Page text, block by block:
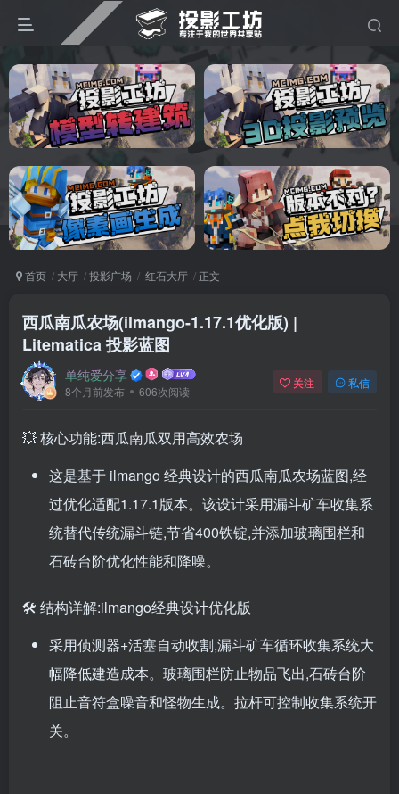
首页 大厅 投影广场 红石大厅 正文
西瓜南瓜农场(ilmango-1.17.1优化版) |
Litematica 投影蓝图
单纯爱分享
8个月前发布 606次阅读
关注 私信
💥 核心功能:西瓜南瓜双用高效农场
这是基于 ilmango 经典设计的西瓜南瓜农场蓝图,经
过优化适配1.17.1版本。该设计采用漏斗矿车收集系
统替代传统漏斗链,节省400铁锭,并添加玻璃围栏和
石砖台阶优化性能和降噪。
🛠️ 结构详解:ilmango经典设计优化版
采用侦测器+活塞自动收割,漏斗矿车循环收集系统大
幅降低建造成本。玻璃围栏防止物品飞出,石砖台阶
阻止音符盒噪音和怪物生成。拉杆可控制收集系统开
关。